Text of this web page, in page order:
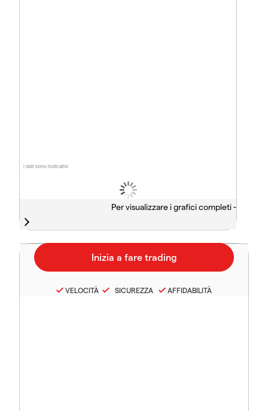
I dati sono indicativi
Per visualizzare i grafici completi -
VELOCITÀ SICUREZZA AFFIDABILITÀ